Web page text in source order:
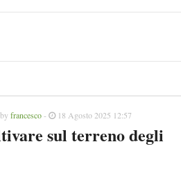
francesco- 18 Agosto 2025 12:57
sul terreno degli